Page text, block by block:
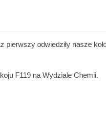
odwiedziły nasze
F119 na Wydziale Chemii.